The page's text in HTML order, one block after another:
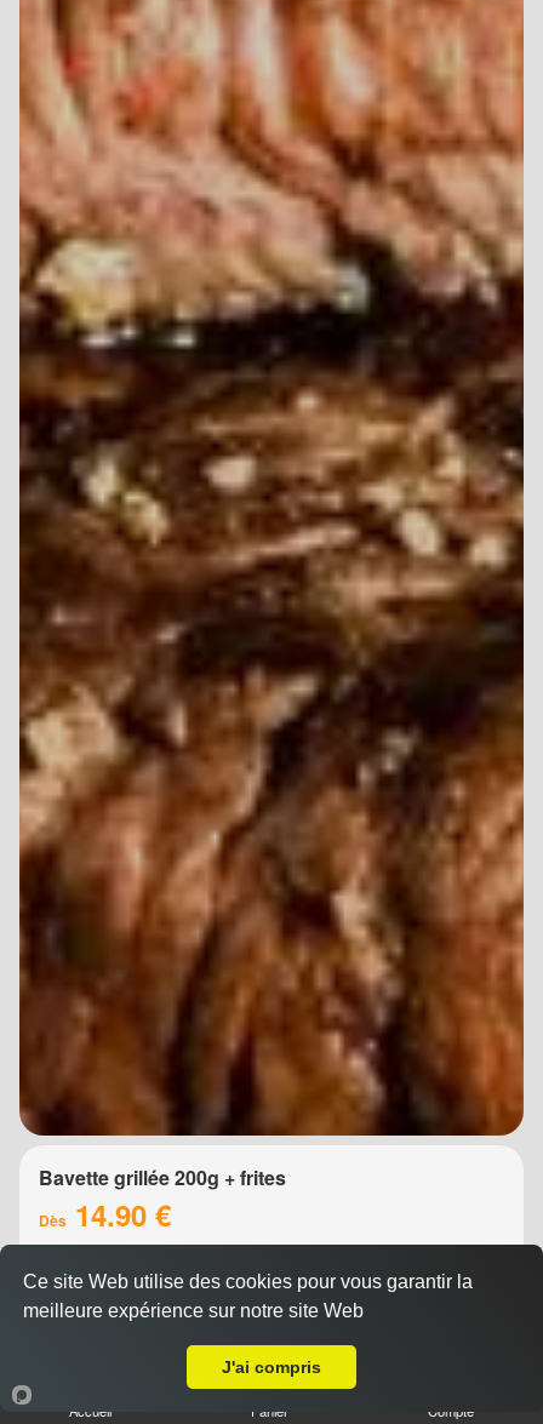
Bavette grillée 200g + frites
Dès 14.90 €
Accueil Panier Compte
Ce site Web utilise des cookies pour vous garantir la
meilleure expérience sur notre site Web
J'ai compris